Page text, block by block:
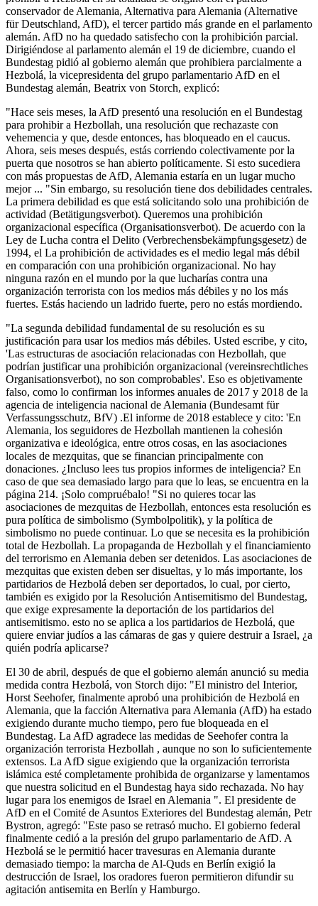
conservador de Alemania, Alternativa para Alemania (Alternative
für Deutschland, AfD), el tercer partido más grande en el parlamento
alemán. AfD no ha quedado satisfecho con la prohibición parcial.
Dirigiéndose al parlamento alemán el 19 de diciembre, cuando el
Bundestag pidió al gobierno alemán que prohibiera parcialmente a
Hezbolá, la vicepresidenta del grupo parlamentario AfD en el
Bundestag alemán, Beatrix von Storch, explicó:
"Hace seis meses, la AfD presentó una resolución en el Bundestag
para prohibir a Hezbollah, una resolución que rechazaste con
vehemencia y que, desde entonces, has bloqueado en el caucus.
Ahora, seis meses después, estás corriendo colectivamente por la
puerta que nosotros se han abierto políticamente. Si esto sucediera
con más propuestas de AfD, Alemania estaría en un lugar mucho
mejor ... "Sin embargo, su resolución tiene dos debilidades centrales.
La primera debilidad es que está solicitando solo una prohibición de
actividad (Betätigungsverbot). Queremos una prohibición
organizacional específica (Organisationsverbot). De acuerdo con la
Ley de Lucha contra el Delito (Verbrechensbekämpfungsgesetz) de
1994, el La prohibición de actividades es el medio legal más débil
en comparación con una prohibición organizacional. No hay
ninguna razón en el mundo por la que lucharías contra una
organización terrorista con los medios más débiles y no los más
fuertes. Estás haciendo un ladrido fuerte, pero no estás mordiendo.
"La segunda debilidad fundamental de su resolución es su
justificación para usar los medios más débiles. Usted escribe, y cito,
'Las estructuras de asociación relacionadas con Hezbollah, que
podrían justificar una prohibición organizacional (vereinsrechtliches
Organisationsverbot), no son comprobables'. Eso es objetivamente
falso, como lo confirman los informes anuales de 2017 y 2018 de la
agencia de inteligencia nacional de Alemania (Bundesamt für
Verfassungsschutz, BfV) .El informe de 2018 establece y cito: 'En
Alemania, los seguidores de Hezbollah mantienen la cohesión
organizativa e ideológica, entre otros cosas, en las asociaciones
locales de mezquitas, que se financian principalmente con
donaciones. ¿Incluso lees tus propios informes de inteligencia? En
caso de que sea demasiado largo para que lo leas, se encuentra en la
página 214. ¡Solo compruébalo! "Si no quieres tocar las
asociaciones de mezquitas de Hezbollah, entonces esta resolución es
pura política de simbolismo (Symbolpolitik), y la política de
simbolismo no puede continuar. Lo que se necesita es la prohibición
total de Hezbollah. La propaganda de Hezbollah y el financiamiento
del terrorismo en Alemania deben ser detenidos. Las asociaciones de
mezquitas que existen deben ser disueltas, y lo más importante, los
partidarios de Hezbolá deben ser deportados, lo cual, por cierto,
también es exigido por la Resolución Antisemitismo del Bundestag,
que exige expresamente la deportación de los partidarios del
antisemitismo. esto no se aplica a los partidarios de Hezbolá, que
quiere enviar judíos a las cámaras de gas y quiere destruir a Israel, ¿a
quién podría aplicarse?
El 30 de abril, después de que el gobierno alemán anunció su media
medida contra Hezbolá, von Storch dijo: "El ministro del Interior,
Horst Seehofer, finalmente aprobó una prohibición de Hezbolá en
Alemania, que la facción Alternativa para Alemania (AfD) ha estado
exigiendo durante mucho tiempo, pero fue bloqueada en el
Bundestag. La AfD agradece las medidas de Seehofer contra la
organización terrorista Hezbollah , aunque no son lo suficientemente
extensos. La AfD sigue exigiendo que la organización terrorista
islámica esté completamente prohibida de organizarse y lamentamos
que nuestra solicitud en el Bundestag haya sido rechazada. No hay
lugar para los enemigos de Israel en Alemania ". El presidente de
AfD en el Comité de Asuntos Exteriores del Bundestag alemán, Petr
Bystron, agregó: "Este paso se retrasó mucho. El gobierno federal
finalmente cedió a la presión del grupo parlamentario de AfD. A
Hezbolá se le permitió hacer travesuras en Alemania durante
demasiado tiempo: la marcha de Al-Quds en Berlín exigió la
destrucción de Israel, los oradores fueron permitieron difundir su
agitación antisemita en Berlín y Hamburgo.